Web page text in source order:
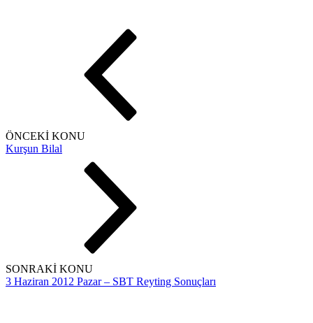
ÖNCEKİ KONU
Kurşun Bilal
SONRAKİ KONU
3 Haziran 2012 Pazar – SBT Reyting Sonuçları